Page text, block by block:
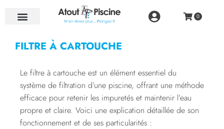
FILTRE À CARTOUCHE
Le filtre à cartouche est un élément essentiel du
système de filtration d’une piscine, offrant une méthode
efficace pour retenir les impuretés et maintenir l’eau
propre et claire. Voici une explication détaillée de son
fonctionnement et de ses particularités :